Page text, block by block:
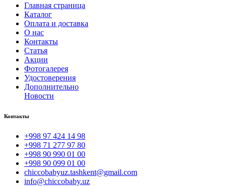
Главная страница
Каталог
Оплата и доставка
О нас
Контакты
Статья
Акции
Фотогалерея
Удостоверения
Дополнительно
Новости
Контакты
+998 97 424 14 98
+998 71 277 97 80
+998 90 990 01 00
+998 90 099 01 00
chiccobabyuz.tashkent@gmail.com
info@chiccobaby.uz